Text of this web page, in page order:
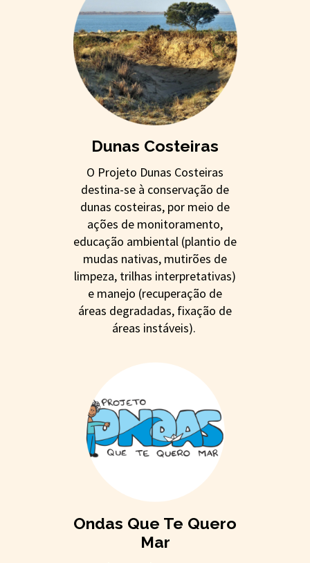
Dunas Costeiras
O Projeto Dunas Costeiras
destina-se à conservação de
dunas costeiras, por meio de
ações de monitoramento,
educação ambiental (plantio de
mudas nativas, mutirões de
limpeza, trilhas interpretativas)
e manejo (recuperação de
áreas degradadas, fixação de
áreas instáveis).
Ondas Que Te Quero
Mar